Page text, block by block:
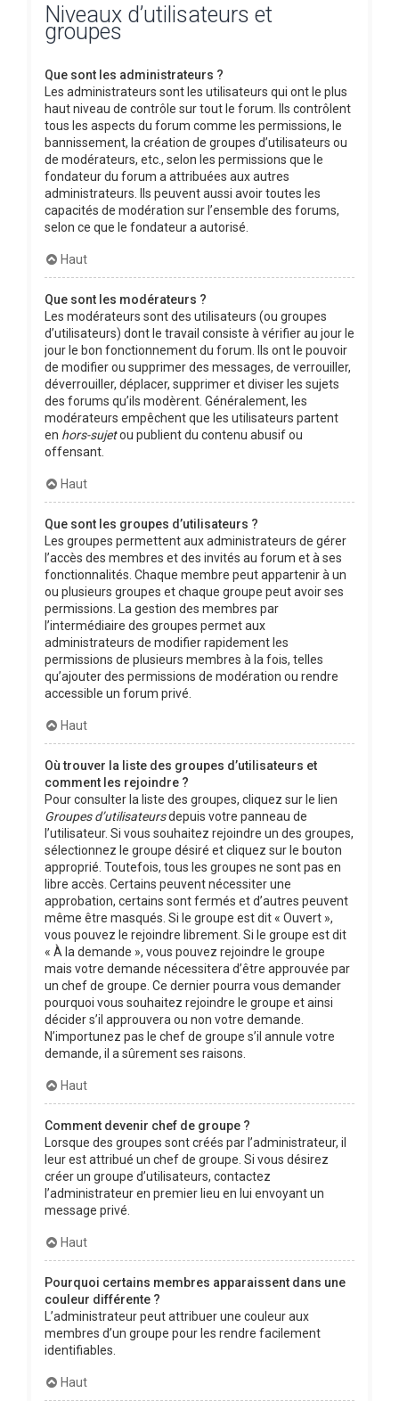
Niveaux d’utilisateurs et
groupes
Que sont les administrateurs ?
Les administrateurs sont les utilisateurs qui ont le plus
haut niveau de contrôle sur tout le forum. Ils contrôlent
tous les aspects du forum comme les permissions, le
bannissement, la création de groupes d’utilisateurs ou
de modérateurs, etc., selon les permissions que le
fondateur du forum a attribuées aux autres
administrateurs. Ils peuvent aussi avoir toutes les
capacités de modération sur l’ensemble des forums,
selon ce que le fondateur a autorisé.
Haut
Que sont les modérateurs ?
Les modérateurs sont des utilisateurs (ou groupes
d’utilisateurs) dont le travail consiste à vérifier au jour le
jour le bon fonctionnement du forum. Ils ont le pouvoir
de modifier ou supprimer des messages, de verrouiller,
déverrouiller, déplacer, supprimer et diviser les sujets
des forums qu’ils modèrent. Généralement, les
modérateurs empêchent que les utilisateurs partent
en hors-sujetou publient du contenu abusif ou
offensant.
Haut
Que sont les groupes d’utilisateurs ?
Les groupes permettent aux administrateurs de gérer
l’accès des membres et des invités au forum et à ses
fonctionnalités. Chaque membre peut appartenir à un
ou plusieurs groupes et chaque groupe peut avoir ses
permissions. La gestion des membres par
l’intermédiaire des groupes permet aux
administrateurs de modifier rapidement les
permissions de plusieurs membres à la fois, telles
qu’ajouter des permissions de modération ou rendre
accessible un forum privé.
Haut
Où trouver la liste des groupes d’utilisateurs et
comment les rejoindre ?
Pour consulter la liste des groupes, cliquez sur le lien
Groupes d’utilisateursdepuis votre panneau de
l’utilisateur. Si vous souhaitez rejoindre un des groupes,
sélectionnez le groupe désiré et cliquez sur le bouton
approprié. Toutefois, tous les groupes ne sont pas en
libre accès. Certains peuvent nécessiter une
approbation, certains sont fermés et d’autres peuvent
même être masqués. Si le groupe est dit « Ouvert »,
vous pouvez le rejoindre librement. Si le groupe est dit
« À la demande », vous pouvez rejoindre le groupe
mais votre demande nécessitera d’être approuvée par
un chef de groupe. Ce dernier pourra vous demander
pourquoi vous souhaitez rejoindre le groupe et ainsi
décider s’il approuvera ou non votre demande.
N’importunez pas le chef de groupe s’il annule votre
demande, il a sûrement ses raisons.
Haut
Comment devenir chef de groupe ?
Lorsque des groupes sont créés par l’administrateur, il
leur est attribué un chef de groupe. Si vous désirez
créer un groupe d’utilisateurs, contactez
l’administrateur en premier lieu en lui envoyant un
message privé.
Haut
Pourquoi certains membres apparaissent dans une
couleur différente ?
L’administrateur peut attribuer une couleur aux
membres d’un groupe pour les rendre facilement
identifiables.
Haut